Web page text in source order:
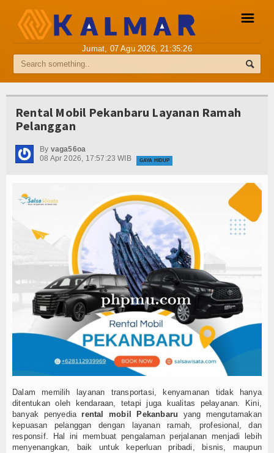
Pemberitaan Media Siber
Internasional
Nasional
Hukum
Hiburan
Produk
Cluster
Apartemen
Index Berita
Download
Video
☰
Jumat, 07 Agu 2026,21:35:26
Rental Mobil Pekanbaru Layanan Ramah
Pelanggan
By vaga56oa
08 Apr 2026, 17:57:23 WIB
GAYA HIDUP
Dalam memilih layanan transportasi, kenyamanan tidak hanya
ditentukan oleh kendaraan, tetapi juga kualitas pelayanan. Kini,
banyak penyediarental mobil Pekanbaru yang mengutamakan
kepuasan pelanggan dengan layanan ramah, profesional, dan
responsif. Hal ini membuat pengalaman perjalanan menjadi lebih
menyenangkan, baik untuk keperluan pribadi, bisnis, maupun